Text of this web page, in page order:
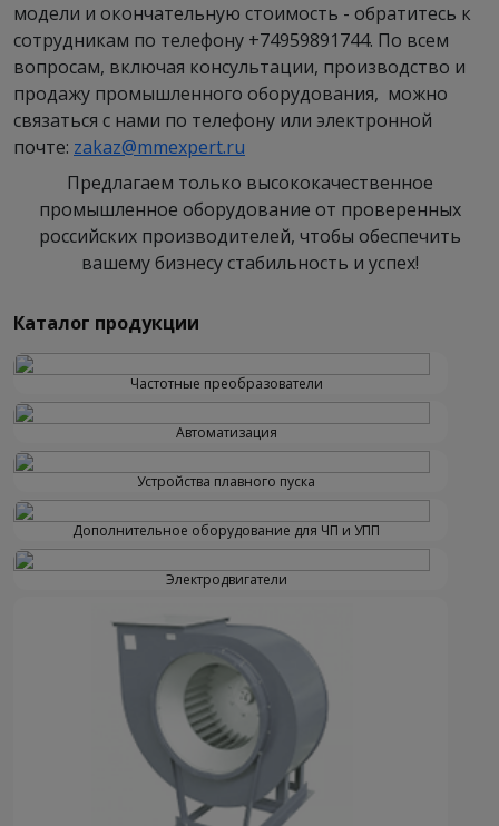
модели и окончательную стоимость - обратитесь к
сотрудникам по телефону +74959891744. По всем
вопросам, включая консультации, производство и
продажу промышленного оборудования, можно
связаться с нами по телефону или электронной
почте: zakaz@mmexpert.ru
Предлагаем только высококачественное
промышленное оборудование от проверенных
российских производителей, чтобы обеспечить
вашему бизнесу стабильность и успех!
Каталог продукции
Частотные преобразователи
Автоматизация
Устройства плавного пуска
Дополнительное оборудование для ЧП и УПП
Электродвигатели